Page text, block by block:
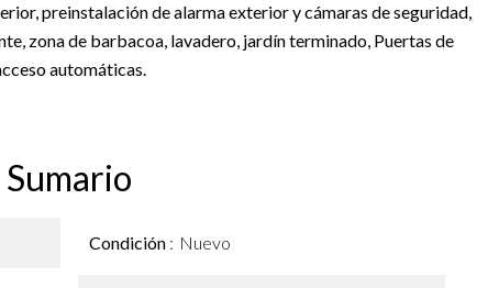
preinstalación de alarma exterior y cámaras de seguridad,
zona de barbacoa, lavadero, jardín terminado, Puertas de
automáticas.
Sumario
Condición Nuevo